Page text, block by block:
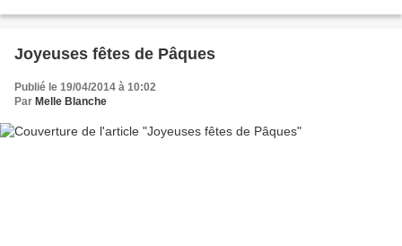
Joyeuses fêtes de Pâques
Publié le 19/04/2014 à 10:02
Par Melle Blanche